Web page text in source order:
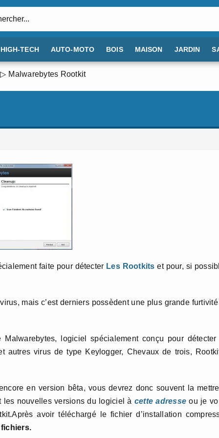
HIGH-TECH AUTO-MOTO BOIS MAISON JARDIN
Malwarebytes Rootkit
faite pour détecter Les Rootkits et pour, si
mais c’est derniers possèdent une plus grande
logiciel spécialement conçu pour détecter
autres virus de type Keylogger, Chevaux de trois,
en version bêta, vous devrez donc souvent la
nouvelles versions du logiciel à cette adresse ou je
avoir téléchargé le fichier d’installation